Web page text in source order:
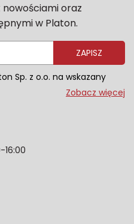
nowościami oraz
w Platon.
ZAPISZ
Sp. z o.o. na wskazany
informacje marketingowe
znajdziesz w naszej
nie wpłynie na
dokonanego przed
Zobacz więcej